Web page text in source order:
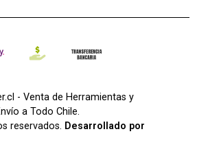
- Venta de Herramientas y
a Todo Chile.
reservados. Desarrollado por